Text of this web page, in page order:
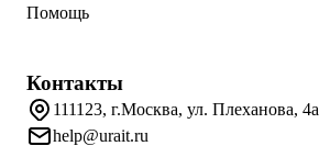
Помощь
Контакты
111123, г.Москва, ул. Плеханова, 4а
help@urait.ru